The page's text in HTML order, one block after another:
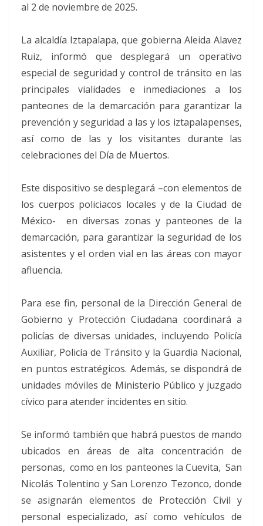
al 2 de noviembre de 2025.
La alcaldía Iztapalapa, que gobierna Aleida Alavez
Ruiz, informó que desplegará un operativo
especial de seguridad y control de tránsito en las
principales vialidades e inmediaciones a los
panteones de la demarcación para garantizar la
prevención y seguridad a las y los iztapalapenses,
así como de las y los visitantes durante las
celebraciones del Día de Muertos.
Este dispositivo se desplegará –con elementos de
los cuerpos policiacos locales y de la Ciudad de
México- en diversas zonas y panteones de la
demarcación, para garantizar la seguridad de los
asistentes y el orden vial en las áreas con mayor
afluencia.
Para ese fin, personal de la Dirección General de
Gobierno y Protección Ciudadana coordinará a
policías de diversas unidades, incluyendo Policía
Auxiliar, Policía de Tránsito y la Guardia Nacional,
en puntos estratégicos. Además, se dispondrá de
unidades móviles de Ministerio Público y juzgado
cívico para atender incidentes en sitio.
Se informó también que habrá puestos de mando
ubicados en áreas de alta concentración de
personas, como en los panteones la Cuevita, San
Nicolás Tolentino y San Lorenzo Tezonco, donde
se asignarán elementos de Protección Civil y
personal especializado, así como vehículos de